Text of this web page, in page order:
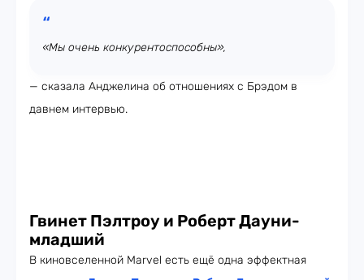
«Мы очень конкурентоспособны»,
— сказала Анджелина об отношениях с Брэдом в
давнем интервью.
Гвинет Пэлтроу и Роберт Дауни-
младший
В киновселенной Marvel есть ещё одна эффектная